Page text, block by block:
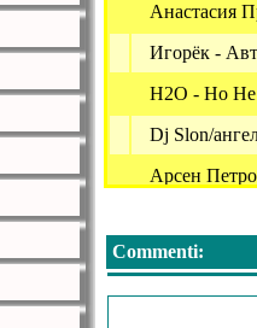
Анастасия
Игорёк -
H2O - Но
Dj Slon/
Арсен
Дискотека
Дмитрий
Commenti: